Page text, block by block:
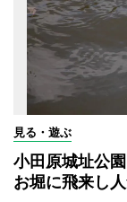
見る・遊ぶ
小田原城址公
お堀に飛来し